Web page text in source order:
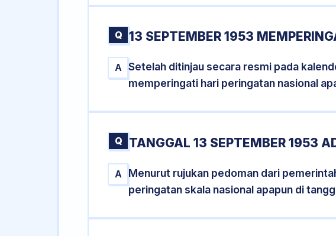
Q 13 SEPTEMBER 1953
A Setelah ditinjau secara resmi pada
memperingati hari peringatan nasional
Q TANGGAL 13 SEPTEMBER 1953
A
Menurut rujukan pedoman dari
peringatan skala nasional apapun di